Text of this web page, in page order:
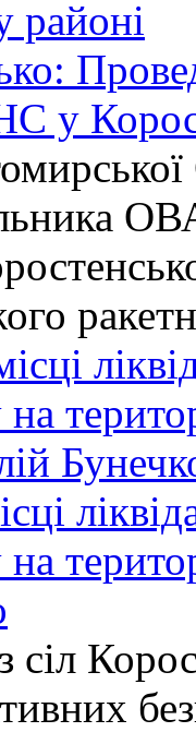
у
сіл